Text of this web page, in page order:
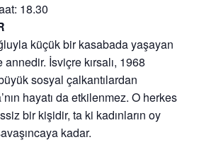
18.30
küçük bir kasabada yaşayan
annedir. İsviçre kırsalı, 1968
sosyal çalkantılardan
hayatı da etkilenmez. O herkes
bir kişidir, ta ki kadınların oy
kadar.